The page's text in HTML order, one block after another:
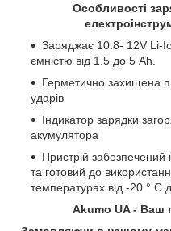
Особливості
Заряджає 10.8- 12V Li-
ємністю від 1.5 до 5 Ah.
Герметично захищена
ударів
Індикатор зарядки
акумулятора
Пристрій забезпечений
та готовий до
температурах від -20 ° C
Akumo UA - Ваш